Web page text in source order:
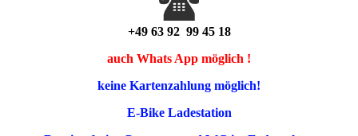
+49 63 92 99 45 18
auch Whats App möglich !
keine Kartenzahlung möglich!
E-Bike Ladestation